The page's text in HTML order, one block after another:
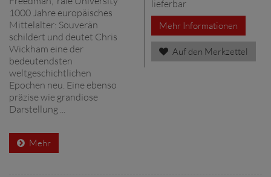
1000 Jahre europäisches
Mittelalter: Souverän
schildert und deutet Chris
Wickham eine der
bedeutendsten
weltgeschichtlichen
Epochen neu. Eine ebenso
präzise wie grandiose
Darstellung ...
Mehr
lieferbar
Mehr Informationen
Auf den Merkzettel